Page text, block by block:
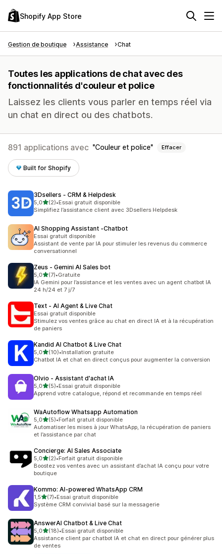
Shopify App Store
Gestion de boutique Assistance Chat
Toutes les applications de chat avec des
fonctionnalités d'couleur et police
Laissez les clients vous parler en temps réel via
un chat en direct ou des chatbots.
891 applications avec Couleur et police Effacer
Built for Shopify
3Dsellers ‑ CRM & Helpdesk
5,0étoile(s) sur 5
(2)
2 avis au total
•Essai gratuit disponible
Simplifiez l’assistance client avec 3Dsellers Helpdesk
AI Shopping Assistant ‑Chatbot
Essai gratuit disponible
Assistant de vente par IA pour stimuler les revenus du commerce
conversationnel
Zeus ‑ Gemini AI Sales bot
5,0étoile(s) sur 5
(7)
7 avis au total
•Gratuite
IA Gemini pour l’assistance et les ventes avec un agent chatbot IA
24 h/24 et 7 j/7
Text ‑ AI Agent & Live Chat
Essai gratuit disponible
Stimulez vos ventes grâce au chat en direct IA et à la récupération
de paniers
Kandid AI Chatbot & Live Chat
5,0étoile(s) sur 5
(10)
10 avis au total
•Installation gratuite
Chatbot IA et chat en direct conçus pour augmenter la conversion
Olvio ‑ Assistant d'achat IA
5,0étoile(s) sur 5
(5)
5 avis au total
•Essai gratuit disponible
Apprend votre catalogue, répond et recommande en temps réel
WaAutoflow Whatsapp Automation
5,0étoile(s) sur 5
(5)
5 avis au total
•Forfait gratuit disponible
Automatiser les mises à jour WhatsApp, la récupération de paniers
et l’assistance par chat
Concierge: AI Sales Associate
5,0étoile(s) sur 5
(2)
2 avis au total
•Forfait gratuit disponible
Boostez vos ventes avec un assistant d’achat IA conçu pour votre
boutique
Kommo: AI‑powered WhatsApp CRM
1,5étoile(s) sur 5
(7)
7 avis au total
•Essai gratuit disponible
Système CRM convivial basé sur la messagerie
AnswerAI Chatbot & Live Chat
5,0étoile(s) sur 5
(18)
18 avis au total
•Essai gratuit disponible
Assistance client par chatbot IA et chat en direct pour générer plus
de ventes